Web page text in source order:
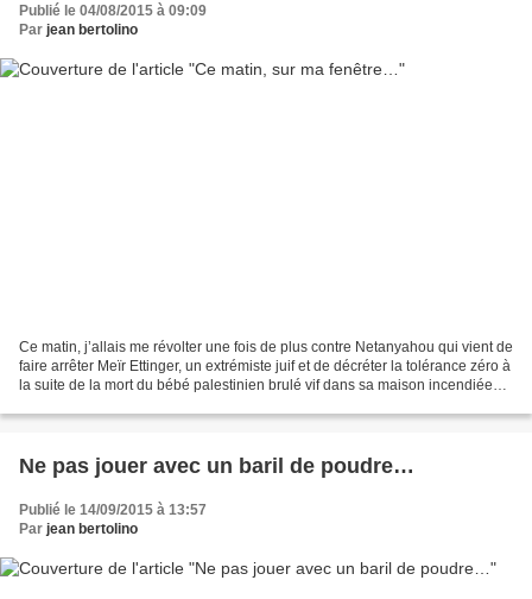
Publié le 04/08/2015 à 09:09
Par jean bertolino
Ce matin, j’allais me révolter une fois de plus contre Netanyahou qui vient de
faire arrêter Meïr Ettinger, un extrémiste juif et de décréter la tolérance zéro à
la suite de la mort du bébé palestinien brulé vif dans sa maison incendiée
Ne pas jouer avec un baril de poudre…
Publié le 14/09/2015 à 13:57
Par jean bertolino